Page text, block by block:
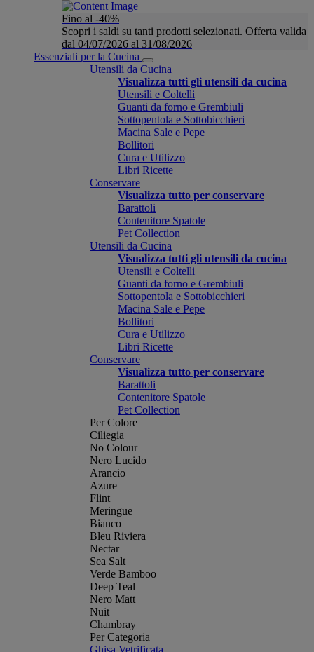
Fino al -40%
Scopri i saldi su tanti prodotti selezionati. Offerta valida
dal 04/07/2026 al 31/08/2026
Essenziali per la Cucina
Utensili da Cucina
Visualizza tutti gli utensili da cucina
Utensili e Coltelli
Guanti da forno e Grembiuli
Sottopentola e Sottobicchieri
Macina Sale e Pepe
Bollitori
Cura e Utilizzo
Libri Ricette
Conservare
Visualizza tutto per conservare
Barattoli
Contenitore Spatole
Pet Collection
Utensili da Cucina
Visualizza tutti gli utensili da cucina
Utensili e Coltelli
Guanti da forno e Grembiuli
Sottopentola e Sottobicchieri
Macina Sale e Pepe
Bollitori
Cura e Utilizzo
Libri Ricette
Conservare
Visualizza tutto per conservare
Barattoli
Contenitore Spatole
Pet Collection
Per Colore
Ciliegia
No Colour
Nero Lucido
Arancio
Azure
Flint
Meringue
Bianco
Bleu Riviera
Nectar
Sea Salt
Verde Bamboo
Deep Teal
Nero Matt
Nuit
Chambray
Per Categoria
Ghisa Vetrificata